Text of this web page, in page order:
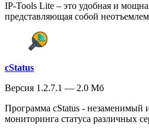
IP-Tools Lite – это удобная и
представляющая собой
cStatus
Версия 1.2.7.1 — 2.0 Мб
Программа cStatus - незаменимый
мониторинга статуса различных